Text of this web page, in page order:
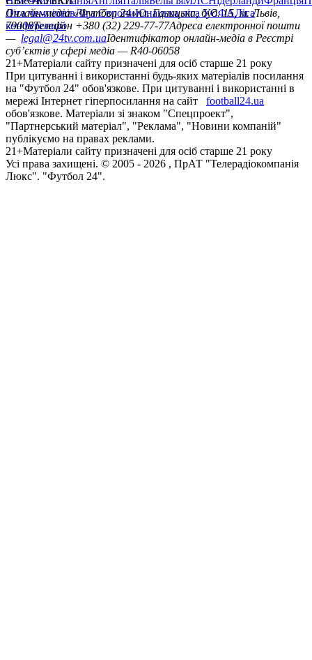
Ліга чемпіонівЛіга ЄвропиЮнацька ліга УЄФАЛіга
конференцій
Онлайн-медіа «Футбол 24»пл. Галицька, буд. 15, м. Львів,
79008Телефон +380 (32) 229-77-77Адреса електронної пошти
— legal@24tv.com.uaІдентифікатор онлайн-медіа в Реєстрі
суб’єктів у сфері медіа — R40-06058
21+Матеріали сайту призначені для осіб старше 21 року
При цитуванні і використанні будь-яких матеріалів посилання
на "Футбол 24" обов'язкове. При цитуванні і використанні в
мережі Інтернет гіперпосилання на сайт
football24.ua
обов'язкове. Матеріали зі знаком "Спецпроект",
"Партнерський матеріал", "Реклама", "Новини компаній"
публікуємо на правах реклами.
21+Матеріали сайту призначені для осіб старше 21 року
Усi права захищенi. © 2005 - 2026 , ПрАТ "Телерадіокомпанія
Люкс". "Футбол 24".